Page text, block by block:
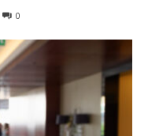
0